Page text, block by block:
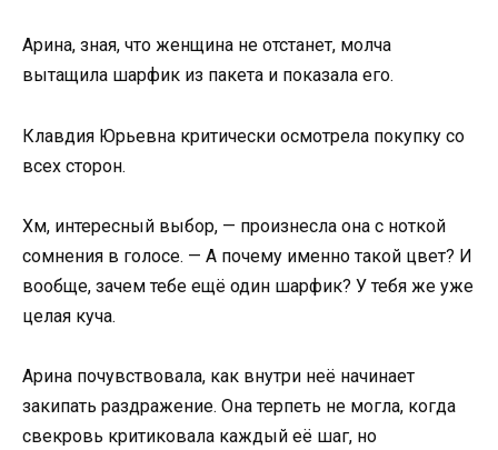
Арина, зная, что женщина не отстанет, молча
вытащила шарфик из пакета и показала его.
Клавдия Юрьевна критически осмотрела покупку со
всех сторон.
Хм, интересный выбор, — произнесла она с ноткой
сомнения в голосе. — А почему именно такой цвет? И
вообще, зачем тебе ещё один шарфик? У тебя же уже
целая куча.
Арина почувствовала, как внутри неё начинает
закипать раздражение. Она терпеть не могла, когда
свекровь критиковала каждый её шаг, но